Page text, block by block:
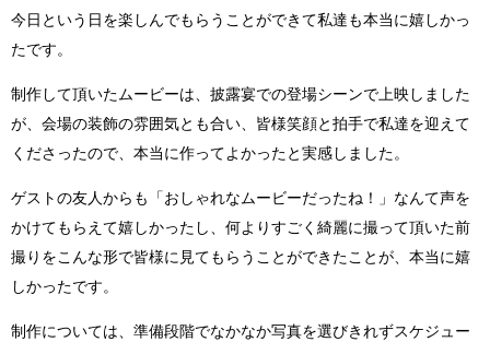
今日という日を楽しんでもらうことができて私達も本当に嬉しかっ
たです。
制作して頂いたムービーは、披露宴での登場シーンで上映しました
が、会場の装飾の雰囲気とも合い、皆様笑顔と拍手で私達を迎えて
くださったので、本当に作ってよかったと実感しました。
ゲストの友人からも「おしゃれなムービーだったね！」なんて声を
かけてもらえて嬉しかったし、何よりすごく綺麗に撮って頂いた前
撮りをこんな形で皆様に見てもらうことができたことが、本当に嬉
しかったです。
制作については、準備段階でなかなか写真を選びきれずスケジュー